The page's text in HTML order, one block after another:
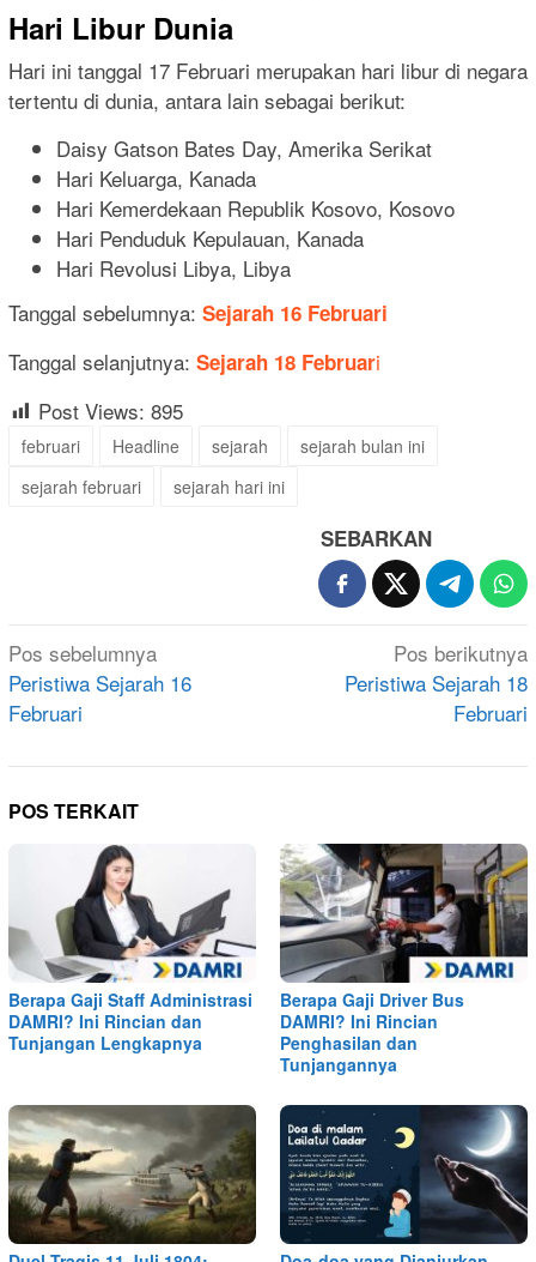
Hari Libur Dunia
Hari ini tanggal 17 Februari merupakan hari libur di negara
tertentu di dunia, antara lain sebagai berikut:
Daisy Gatson Bates Day, Amerika Serikat
Hari Keluarga, Kanada
Hari Kemerdekaan Republik Kosovo, Kosovo
Hari Penduduk Kepulauan, Kanada
Hari Revolusi Libya, Libya
Tanggal sebelumnya: Sejarah 16 Februari
Tanggal selanjutnya: Sejarah 18 Februari
Post Views: 895
februari Headline sejarah
sejarah bulan ini
sejarah februari
sejarah hari ini
SEBARKAN
Navigasi
pos
Pos sebelumnya
Peristiwa Sejarah 16
Februari
Pos berikutnya
Peristiwa Sejarah 18
Februari
POS TERKAIT
Berapa Gaji Staff Administrasi
DAMRI? Ini Rincian dan
Tunjangan Lengkapnya
Berapa Gaji Driver Bus
DAMRI? Ini Rincian
Penghasilan dan
Tunjangannya